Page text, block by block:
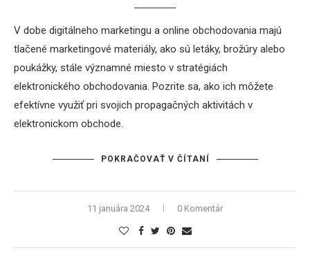
V dobe digitálneho marketingu a online obchodovania majú
tlačené marketingové materiály, ako sú letáky, brožúry alebo
poukážky, stále významné miesto v stratégiách
elektronického obchodovania. Pozrite sa, ako ich môžete
efektívne využiť pri svojich propagačných aktivitách v
elektronickom obchode.
POKRAČOVAŤ V ČÍTANÍ
11 januára 2024 0 Komentár